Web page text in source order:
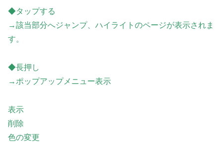
◆タップする
→該当部分へジャンプ、ハイライトのページが表示されま
す。
◆長押し
→ポップアップメニュー表示
表示
削除
色の変更